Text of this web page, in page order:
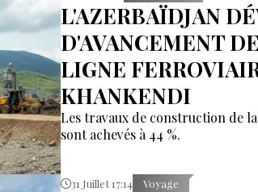
L'AZERBAÏDJAN
D'AVANCEMENT
LIGNE
KHANKENDI
Les travaux de construction de
sont achevés à 44 %.
31 Juillet 17:14 Voyage